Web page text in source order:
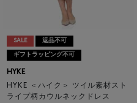
SALE 返品不可
ギフトラッピング不可
HYKE
HYKE ＜ハイク＞ ツイル素材スト
ライプ柄カウルネックドレス